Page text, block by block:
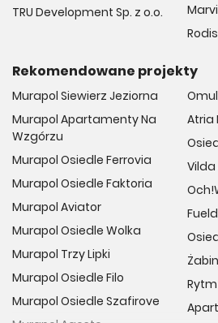
TRU Development Sp. z o.o.
Rekomendowane projekty
Murapol Siewierz Jeziorna
Murapol Apartamenty Na
Wzgórzu
Murapol Osiedle Ferrovia
Murapol Osiedle Faktoria
Murapol Aviator
Murapol Osiedle Wolka
Murapol Trzy Lipki
Murapol Osiedle Filo
Murapol Osiedle Szafirove
Atria
Vilda